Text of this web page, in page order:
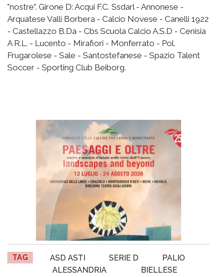
"nostre". Girone D: Acqui F.C. Ssdarl - Annonese -
Arquatese Valli Borbera - Calcio Novese - Canelli 1922
- Castellazzo B.Da - Cbs Scuola Calcio A.S.D - Cenisia
A R.L. - Lucento - Mirafiori - Monferrato - Pol.
Frugarolese - Sale - Santostefanese - Spazio Talent
Soccer - Sporting Club Beiborg.
TAG ASD ASTI SERIE D
PALIO
ALESSANDRIA
BIELLESE